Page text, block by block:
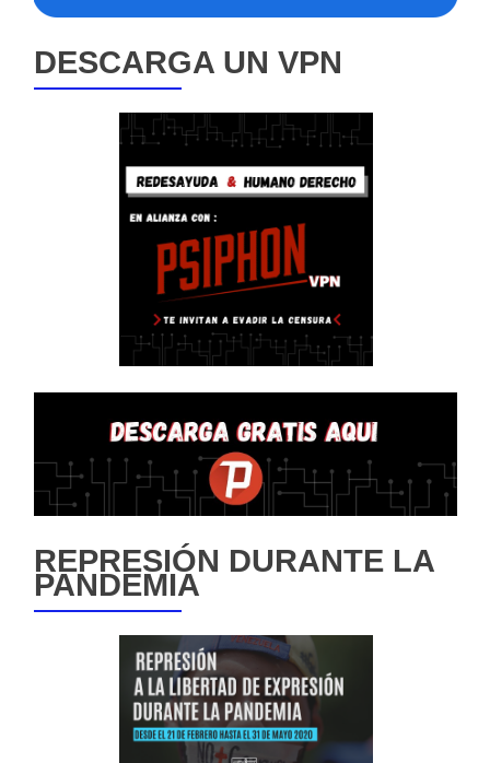
DESCARGA UN VPN
REPRESIÓN DURANTE LA
PANDEMIA